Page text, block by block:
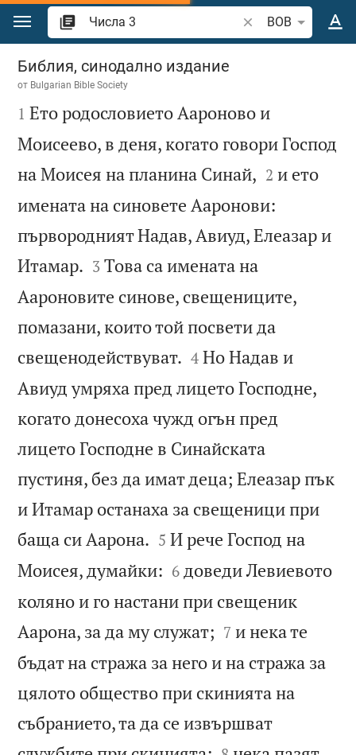
Преминете към съдържанието
Търсете стих или
BOB
Числа 3
Библия, синодално издание
от Bulgarian Bible Society

1 Ето родословието Аароново и
Моисеево, в деня, когато говори Господ
на Моисея на планина Синай, 

2 и ето
имената на синовете Ааронови:
първородният Надав, Авиуд, Елеазар и
Итамар. 

3 Това са имената на
Аароновите синове, свещениците,
помазани, които той посвети да
свещенодействуват. 

4 Но Надав и
Авиуд умряха пред лицето Господне,
когато донесоха чужд огън пред
лицето Господне в Синайската
пустиня, без да имат деца; Елеазар пък
и Итамар останаха за свещеници при
баща си Аарона. 

5 И рече Господ на
Моисея, думайки: 

6 доведи Левиевото
коляно и го настани при свещеник
Аарона, за да му служат; 

7 и нека те
бъдат на стража за него и на стража за
цялото общество при скинията на
събранието, та да се извършват